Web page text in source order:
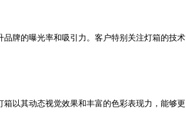
牌的曝光率和吸引力。客户特别关注灯箱的技术
以其动态视觉效果和丰富的色彩表现力，能够更